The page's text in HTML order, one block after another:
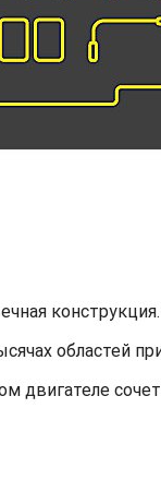
конструкция.
областей
двигателе